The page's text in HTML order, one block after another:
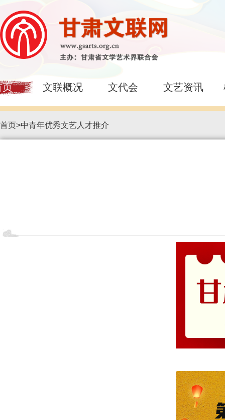
页 文联概况 文代会 文艺资讯
首页>中青年优秀文艺人才推介